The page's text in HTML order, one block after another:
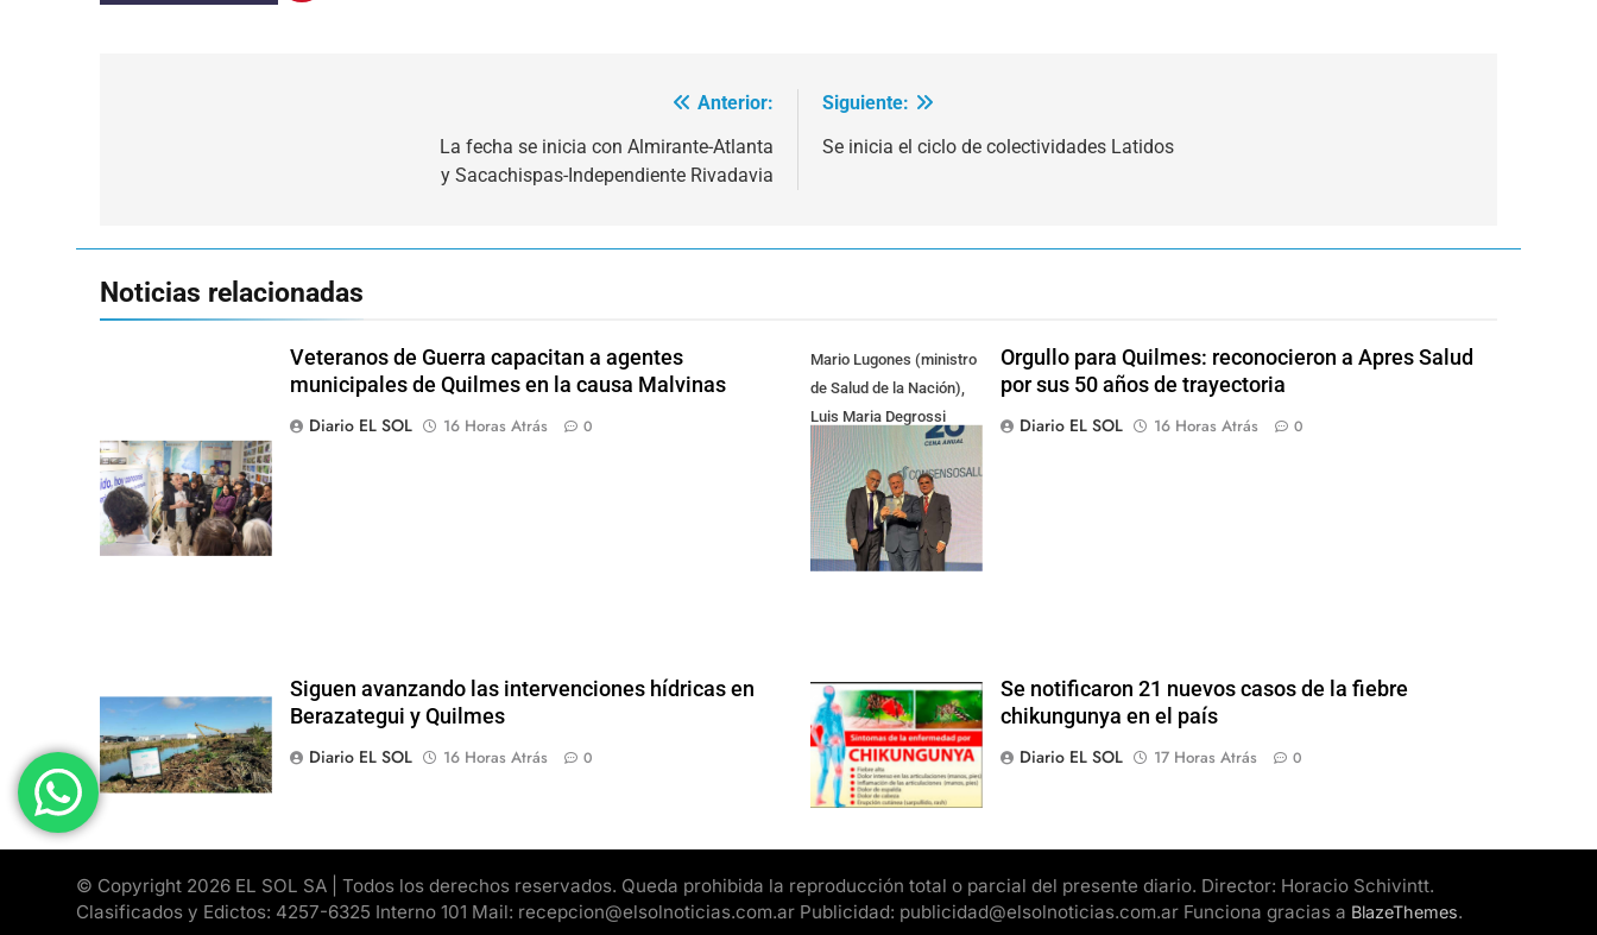
Anterior:
La fecha se inicia con Almirante-Atlanta
y Sacachispas-Independiente Rivadavia
Siguiente:
Se inicia el ciclo de colectividades Latidos
Noticias relacionadas
Veteranos de Guerra capacitan a agentes
municipales de Quilmes en la causa Malvinas
Diario EL SOL
16 Horas Atrás 0
Mario Lugones (ministro
de Salud de la Nación),
Luis Maria Degrossi
(Presidente de Apres
Salud) y Cristian Mazza
(Presidente de ALAMI)
Orgullo para Quilmes: reconocieron a Apres Salud
por sus 50 años de trayectoria
Diario EL SOL
16 Horas Atrás 0
Siguen avanzando las intervenciones hídricas en
Berazategui y Quilmes
Diario EL SOL
16 Horas Atrás 0
Se notificaron 21 nuevos casos de la fiebre
chikungunya en el país
Diario EL SOL
17 Horas Atrás 0
© Copyright 2026 EL SOL SA | Todos los derechos reservados. Queda prohibida la reproducción total o parcial del presente diario. Director: Horacio Schivintt.
Clasificados y Edictos: 4257-6325 Interno 101 Mail: recepcion@elsolnoticias.com.ar Publicidad: publicidad@elsolnoticias.com.ar Funciona gracias a BlazeThemes.